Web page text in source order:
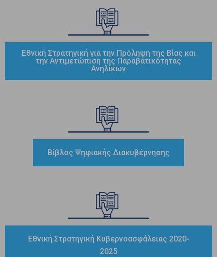
Εθνική Στρατηγική για την Πρόληψη της Βίας και
την Αντιμετώπιση της Παραβατικότητας
Ανηλίκων
Βίβλος Ψηφιακής Διακυβέρνησης
Εθνική Στρατηγική Κυβερνοασφάλειας 2020-
2025